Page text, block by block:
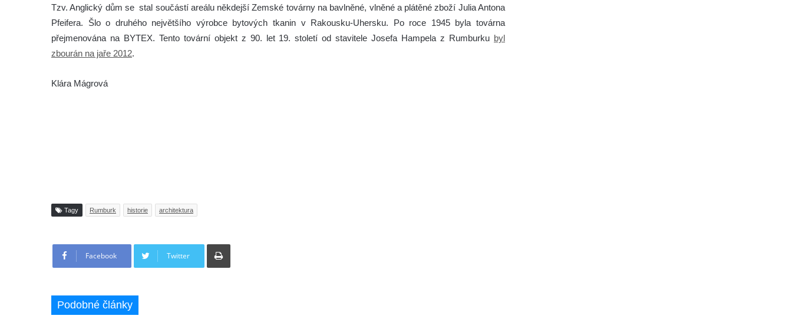
Tzv. Anglický dům se stal součástí areálu někdejší Zemské továrny na bavlněné, vlněné a plátěné zboží Julia Antona
Pfeifera. Šlo o druhého největšího výrobce bytových tkanin v Rakousku-Uhersku. Po roce 1945 byla továrna
přejmenována na BYTEX. Tento tovární objekt z 90. let 19. století od stavitele Josefa Hampela z Rumburku byl
zbourán na jaře 2012.
Klára Mágrová
Tagy Rumburk historie architektura
Facebook Twitter
Tisknout
Podobné články